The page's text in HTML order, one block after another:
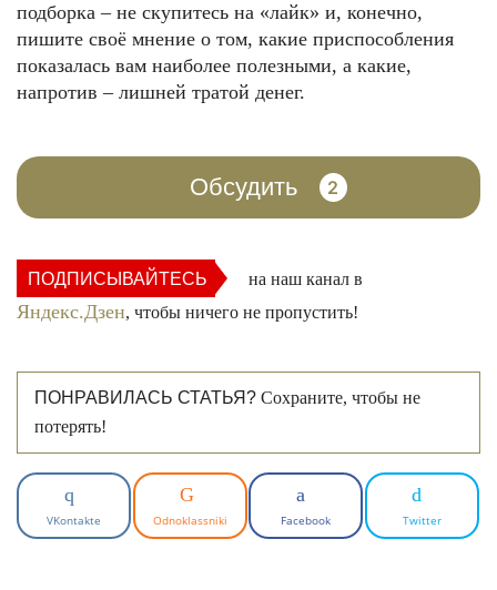
подборка – не скупитесь на «лайк» и, конечно,
пишите своё мнение о том, какие приспособления
показалась вам наиболее полезными, а какие,
напротив – лишней тратой денег.
Обсудить 2
ПОДПИСЫВАЙТЕСЬ на наш канал в
Яндекс.Дзен, чтобы ничего не пропустить!
ПОНРАВИЛАСЬ СТАТЬЯ? Сохраните, чтобы не
потерять!
VKontakte Odnoklassniki Facebook Twitter